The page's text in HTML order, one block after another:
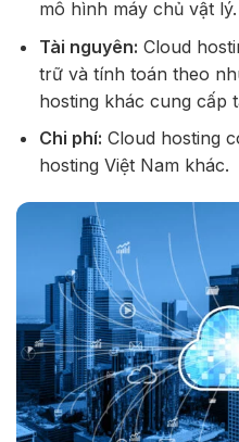
mô hình máy chủ vật lý.
Tài nguyên: Cloud
trữ và tính toán theo
hosting khác cung cấp
Chi phí: Cloud hosting
hosting Việt Nam khác.